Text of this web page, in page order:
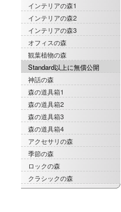
インテリアの森1
インテリアの森2
インテリアの森3
オフィスの森
観葉植物の森
Standard以上に無償公開
神話の森
森の道具箱1
森の道具箱2
森の道具箱3
森の道具箱4
アクセサリの森
季節の森
ロックの森
クラシックの森